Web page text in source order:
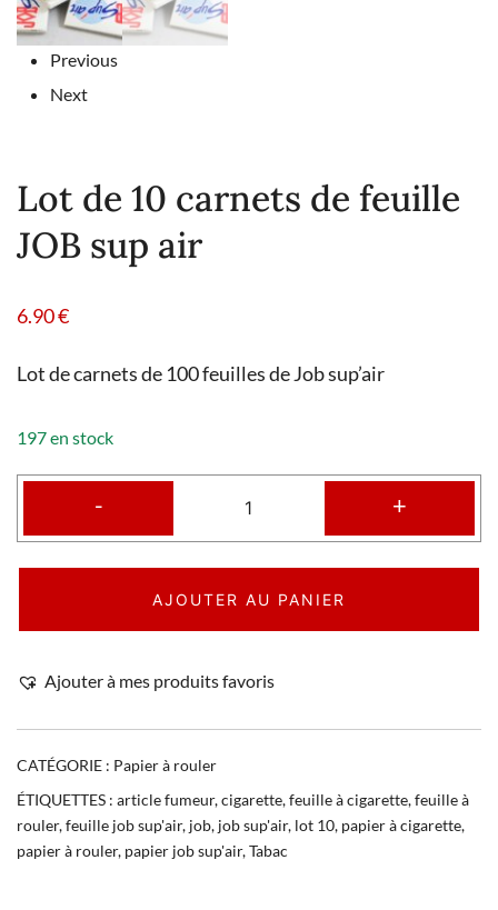
Previous
Next
Lot de 10 carnets de feuille
JOB sup air
6.90€
Lot de carnets de 100 feuilles de Job sup’air
197 en stock
- +
AJOUTER AU PANIER
Ajouter à mes produits favoris
CATÉGORIE : Papier à rouler
ÉTIQUETTES : article fumeur,cigarette,feuille à cigarette,feuille à
rouler,feuille job sup'air, job, job sup'air, lot 10, papier à cigarette,
papier à rouler, papier job sup'air,Tabac